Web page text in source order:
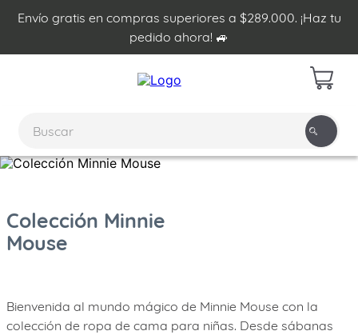
Envío gratis en compras superiores a $289.000. ¡Haz tu
pedido ahora! 🚙
Colección Minnie
Mouse
Bienvenida al mundo mágico de Minnie Mouse con la
colección de ropa de cama para niñas. Desde sábanas
2 edredon
5. cojines